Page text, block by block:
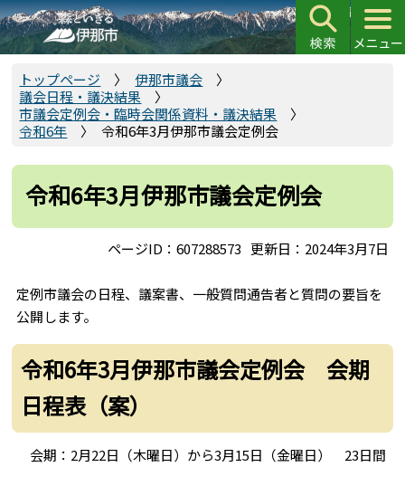
こ
の
ペ
頭
トップページ
伊那市議会
議会日程・議決結果
市議会定例会・臨時会関係資料・議決結果
令和6年
令和6年3月伊那市議会定例会
令和6年3月伊那市議会定例会
ページID：607288573 更新日：2024年3月7日
定例市議会の日程、議案書、一般質問通告者と質問の要旨を
公開します。
令和6年3月伊那市議会定例会 会期
日程表（案）
会期：2月22日（木曜日）から3月15日（金曜日） 23日間